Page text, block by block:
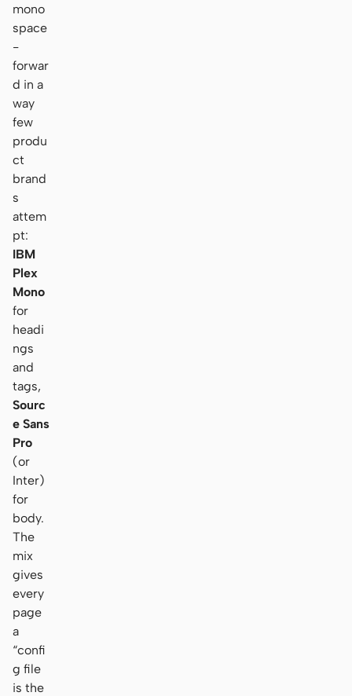
mono
space
-
forwar
d in a
way
few
produ
ct
brand
s
attem
pt:
IBM
Plex
Mono
for
headi
ngs
and
tags,
Sourc
e Sans
Pro
(or
Inter)
for
body.
The
mix
gives
every
page
a
“confi
g file
is the